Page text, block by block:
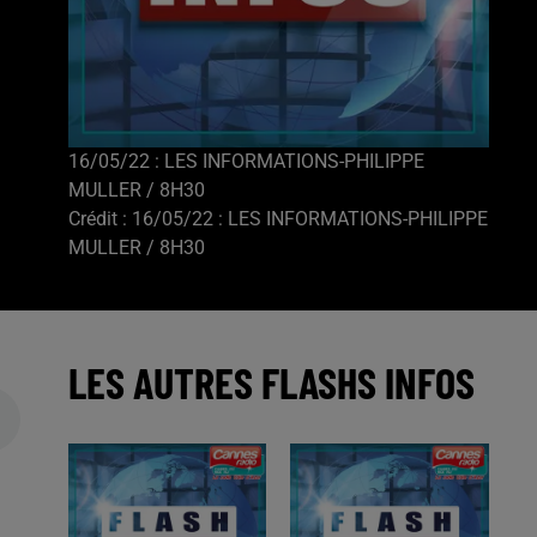
16/05/22 : LES INFORMATIONS-PHILIPPE
MULLER / 8H30
Crédit : 16/05/22 : LES INFORMATIONS-PHILIPPE
MULLER / 8H30
LES AUTRES FLASHS INFOS